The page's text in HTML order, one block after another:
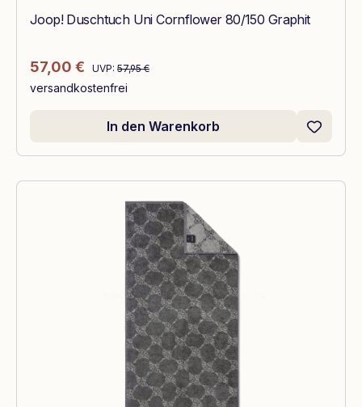
Joop! Duschtuch Uni Cornflower 80/150 Graphit
Verkaufspreis:
57,00 € Regulärer Preis:
UVP: 57,95 €
versandkostenfrei
In den Warenkorb